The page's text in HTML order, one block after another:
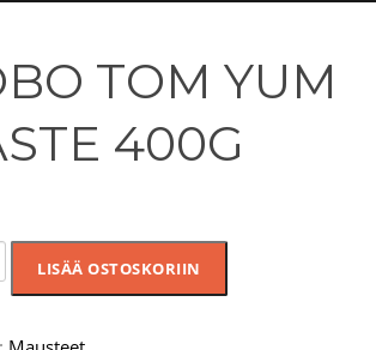
TOM YUM
400G
LISÄÄ OSTOSKORIIN